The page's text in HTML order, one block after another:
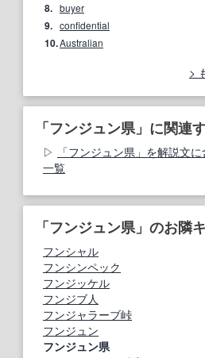
8. buyer
9. confidential
10.Australian
「フンジュン県」に関連
「フンジュン県」を解説文
一覧
「フンジュン県」のお隣
フンシャル
フンシンペック
フンジッケル
フンジブ人
フンジャラーブ峠
フンジュン
フンジュン県